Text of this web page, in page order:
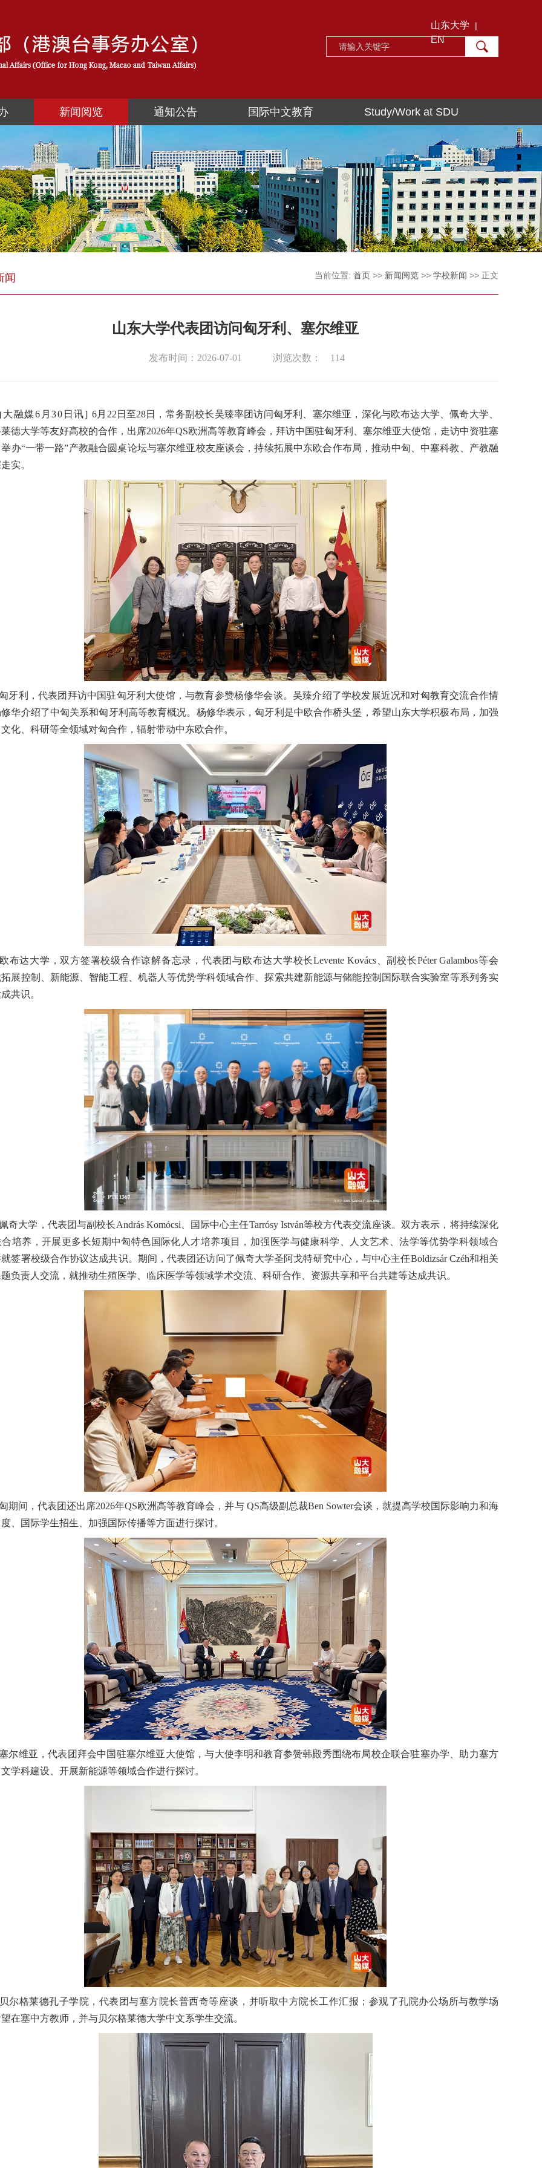
山东大学 |
EN
新闻阅览 通知公告 国际中文教育 Study/Work at SDU
闻 当前位置: 首页 >> 新闻阅览 >> 学校新闻 >> 正文
山东大学代表团访问匈牙利、塞尔维亚
发布时间：2026-07-01 浏览次数： 114
大融媒6月30日讯]6月22日至28日，常务副校长吴臻率团访问匈牙利、塞尔维亚，深化与欧布达大学、佩奇大学、
德大学等友好高校的合作，出席2026年QS欧洲高等教育峰会，拜访中国驻匈牙利、塞尔维亚大使馆，走访中资驻塞
办“一带一路”产教融合圆桌论坛与塞尔维亚校友座谈会，持续拓展中东欧合作布局，推动中匈、中塞科教、产教融
实。
牙利，代表团拜访中国驻匈牙利大使馆，与教育参赞杨修华会谈。吴臻介绍了学校发展近况和对匈教育交流合作情
华介绍了中匈关系和匈牙利高等教育概况。杨修华表示，匈牙利是中欧合作桥头堡，希望山东大学积极布局，加强
化、科研等全领域对匈合作，辐射带动中东欧合作。
布达大学，双方签署校级合作谅解备忘录，代表团与欧布达大学校长Levente Kovács、副校长Péter Galambos等会
展控制、新能源、智能工程、机器人等优势学科领域合作、探索共建新能源与储能控制国际联合实验室等系列务实
共识。
奇大学，代表团与副校长András Komócsi、国际中心主任Tarrósy István等校方代表交流座谈。双方表示，将持续深化
培养，开展更多长短期中匈特色国际化人才培养项目，加强医学与健康科学、人文艺术、法学等优势学科领域合
签署校级合作协议达成共识。期间，代表团还访问了佩奇大学圣阿戈特研究中心，与中心主任Boldizsár Czéh和相关
负责人交流，就推动生殖医学、临床医学等领域学术交流、科研合作、资源共享和平台共建等达成共识。
期间，代表团还出席2026年QS欧洲高等教育峰会，并与 QS高级副总裁Ben Sowter会谈，就提高学校国际影响力和海
、国际学生招生、加强国际传播等方面进行探讨。
尔维亚，代表团拜会中国驻塞尔维亚大使馆，与大使李明和教育参赞韩殿秀围绕布局校企联合驻塞办学、助力塞方
学科建设、开展新能源等领域合作进行探讨。
尔格莱德孔子学院，代表团与塞方院长普西奇等座谈，并听取中方院长工作汇报；参观了孔院办公场所与教学场
在塞中方教师，并与贝尔格莱德大学中文系学生交流。